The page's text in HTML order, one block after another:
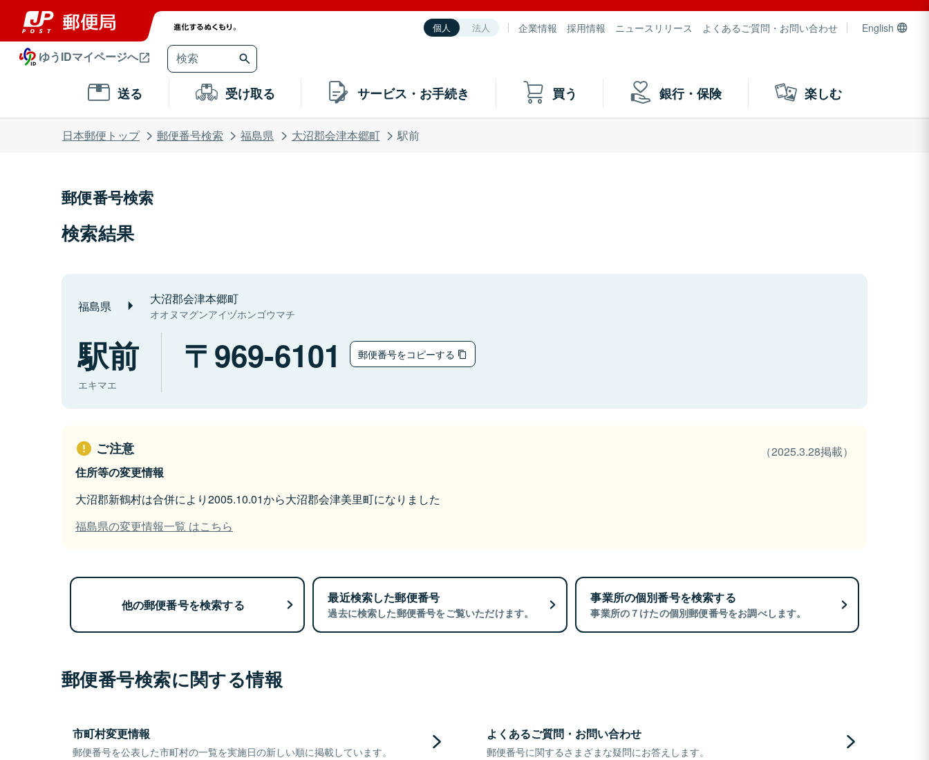
個人 法人 企業情報 採用情報 ニュースリリース よくあるご質問・お問い合わせ English
ゆうIDマイページへ
送る 受け取る サービス・お手続き 買う 銀行・保険 楽しむ
日本郵便トップ 郵便番号検索 福島県 大沼郡会津本郷町 駅前
郵便番号検索
検索結果
福島県 大沼郡会津本郷町
オオヌマグンアイヅホンゴウマチ
駅前
エキマエ
969-6101 郵便番号をコピーする
ご注意
（2025.3.28掲載）
住所等の変更情報
大沼郡新鶴村は合併により2005.10.01から大沼郡会津美里町になりました
福島県の変更情報一覧 はこちら
他の郵便番号を検索する 最近検索した郵便番号
過去に検索した郵便番号をご覧いただけます。
事業所の個別番号を検索する
事業所の７けたの個別郵便番号をお調べします。
郵便番号検索に関する情報
市町村変更情報
郵便番号を公表した市町村の一覧を実施日の新しい順に掲載しています。
よくあるご質問・お問い合わせ
郵便番号に関するさまざまな疑問にお答えします。